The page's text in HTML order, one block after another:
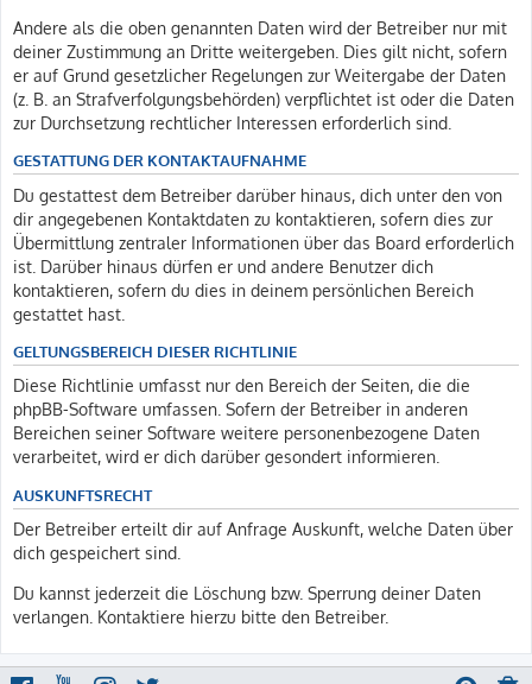
Andere als die oben genannten Daten wird der Betreiber nur mit
deiner Zustimmung an Dritte weitergeben. Dies gilt nicht, sofern
er auf Grund gesetzlicher Regelungen zur Weitergabe der Daten
(z. B. an Strafverfolgungsbehörden) verpflichtet ist oder die Daten
zur Durchsetzung rechtlicher Interessen erforderlich sind.
GESTATTUNG DER KONTAKTAUFNAHME
Du gestattest dem Betreiber darüber hinaus, dich unter den von
dir angegebenen Kontaktdaten zu kontaktieren, sofern dies zur
Übermittlung zentraler Informationen über das Board erforderlich
ist. Darüber hinaus dürfen er und andere Benutzer dich
kontaktieren, sofern du dies in deinem persönlichen Bereich
gestattet hast.
GELTUNGSBEREICH DIESER RICHTLINIE
Diese Richtlinie umfasst nur den Bereich der Seiten, die die
phpBB-Software umfassen. Sofern der Betreiber in anderen
Bereichen seiner Software weitere personenbezogene Daten
verarbeitet, wird er dich darüber gesondert informieren.
AUSKUNFTSRECHT
Der Betreiber erteilt dir auf Anfrage Auskunft, welche Daten über
dich gespeichert sind.
Du kannst jederzeit die Löschung bzw. Sperrung deiner Daten
verlangen. Kontaktiere hierzu bitte den Betreiber.